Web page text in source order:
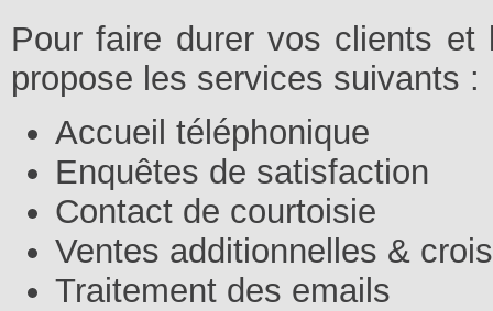
Pour faire durer vos clients
propose les services suivants :
Accueil téléphonique
Enquêtes de satisfaction
Contact de courtoisie
Ventes additionnelles &
Traitement des emails